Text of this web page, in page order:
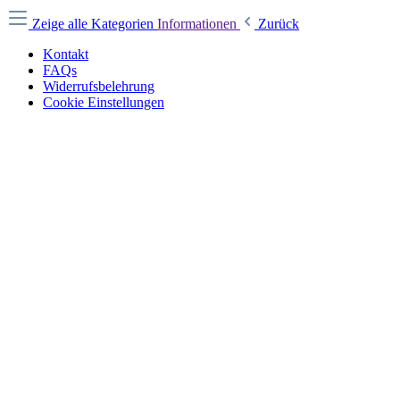
Zeige alle Kategorien Informationen
Zurück
Kontakt
FAQs
Widerrufsbelehrung
Cookie Einstellungen